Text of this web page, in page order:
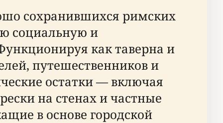
сохранившихся римских
социальную и
как таверна и
путешественников и
остатки — включая
на стенах и частные
в основе городской